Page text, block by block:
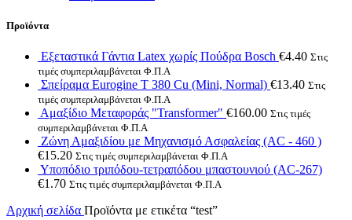
Προϊόντα
Εξεταστικά Γάντια Latex χωρίς Πούδρα Bosch €4.40 Στις
τιμές συμπεριλαμβάνεται Φ.Π.Α
Σπείραμα Eurogine Τ 380 Cu (Mini, Normal) €13.40 Στις
τιμές συμπεριλαμβάνεται Φ.Π.Α
Αμαξίδιο Μεταφοράς "Transformer" €160.00 Στις τιμές
συμπεριλαμβάνεται Φ.Π.Α
Ζώνη Αμαξιδίου με Μηχανισμό Ασφαλείας (AC - 460 )
€15.20 Στις τιμές συμπεριλαμβάνεται Φ.Π.Α
Υποπόδιο τριπόδου-τετραπόδου μπαστουνιού (AC-267)
€1.70 Στις τιμές συμπεριλαμβάνεται Φ.Π.Α
Αρχική σελίδα Προϊόντα με ετικέτα “test”